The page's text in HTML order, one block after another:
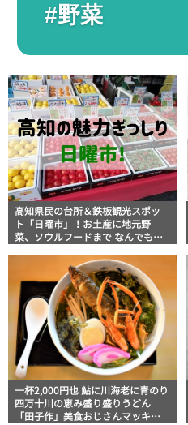
#野菜
高知県民の台所＆鉄板観光スポッ
ト「日曜市」！お土産に地元野
菜、ソウルフードまで なんでもそ
一杯2,000円也 鮎に川海老に青のり
四万十川の恵み盛り盛りうどん
「田子作」美食おじさんマッキー